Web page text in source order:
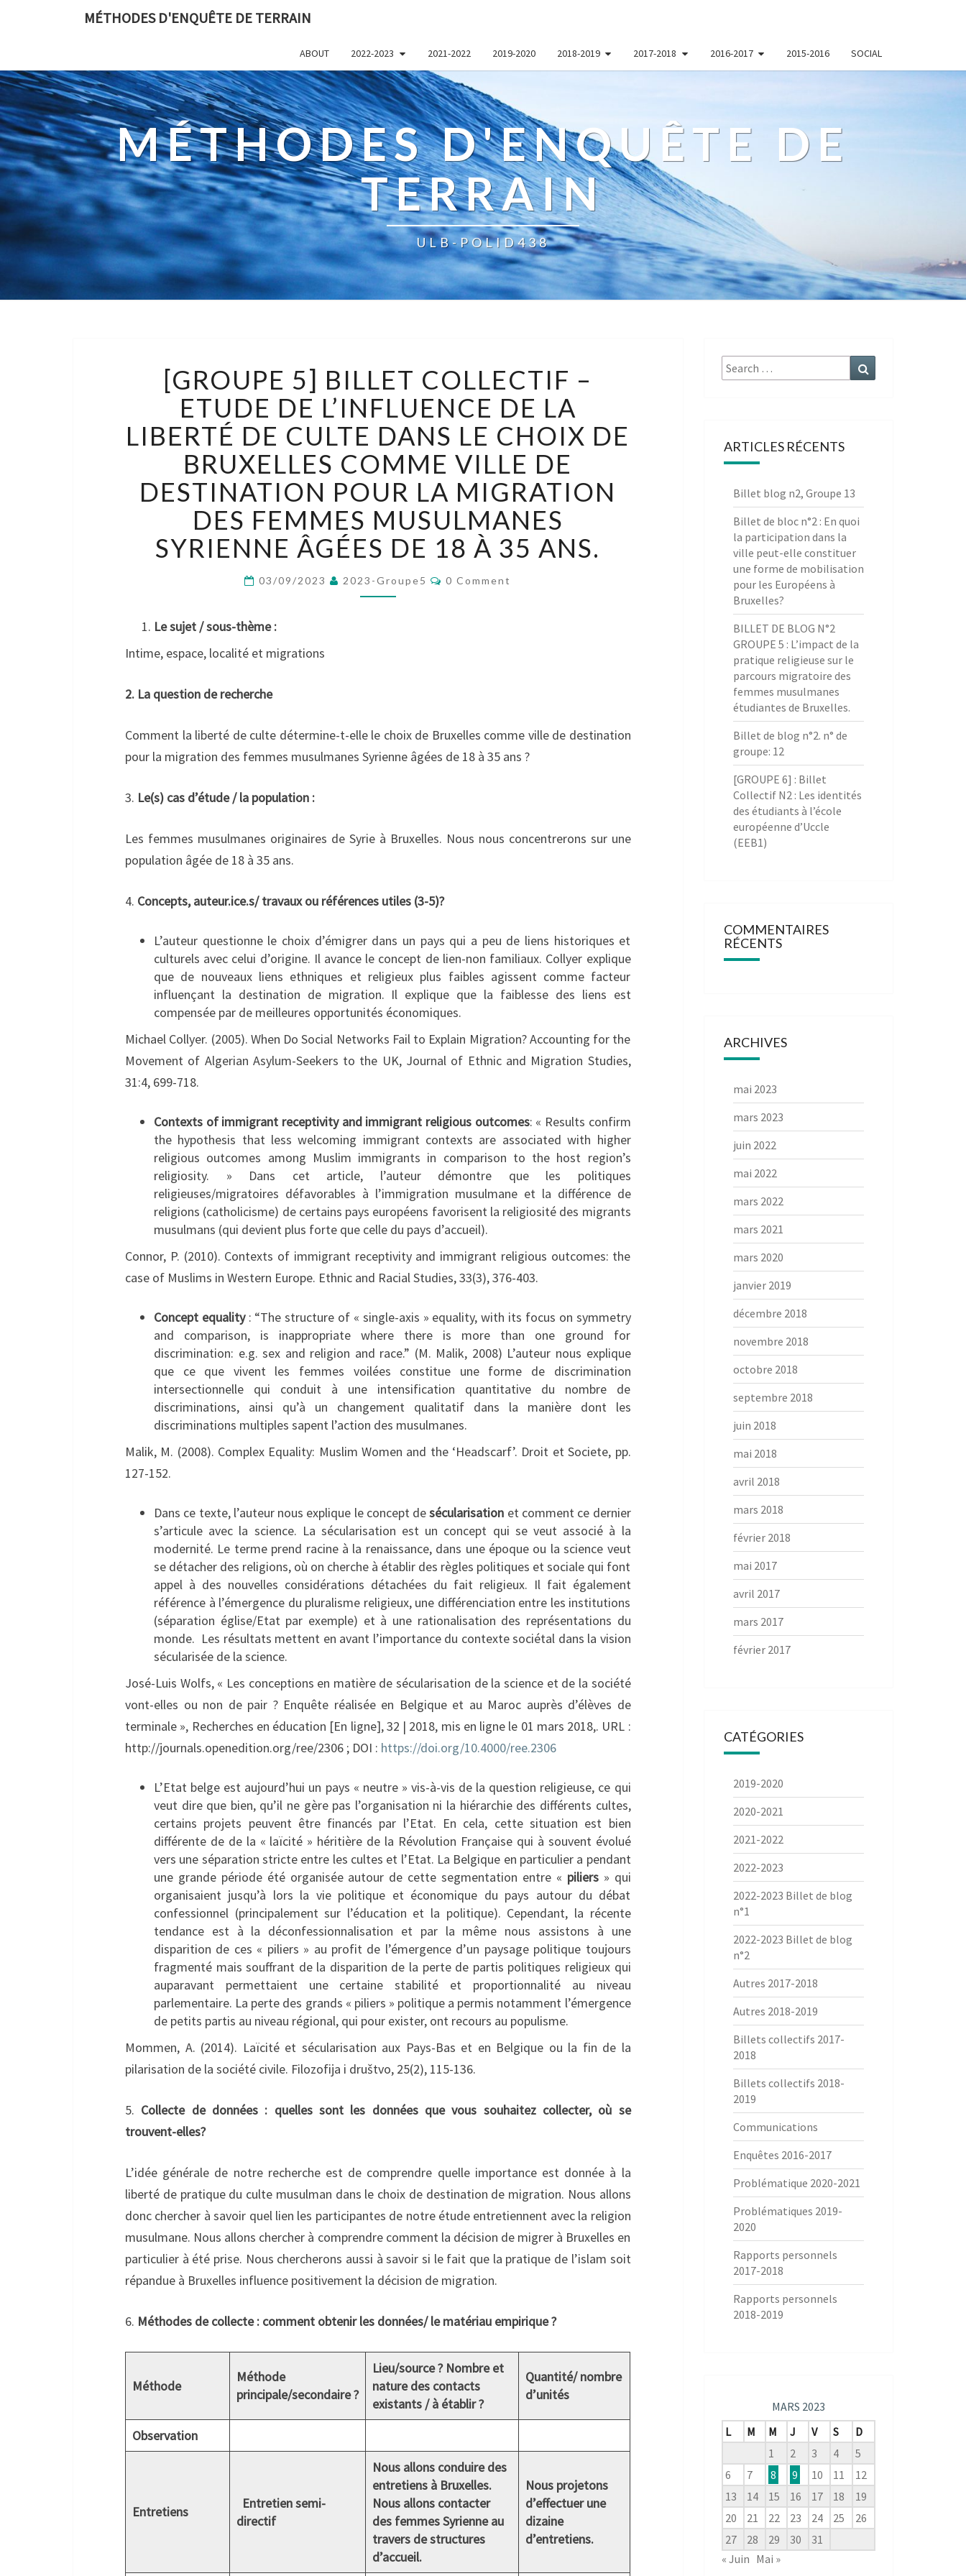
MÉTHODES D'ENQUÊTE DE TERRAIN
ABOUT 2022-2023 2021-2022 2019-2020 2018-2019 2017-2018 2016-2017 2015-2016 SOCIAL
MÉTHODES D'ENQUÊTE DE
TERRAIN
ULB-POLID438
5]
BILLET
COLLECTIF
–
ETUDE
DE
L’INFLUENCE
DE
LA
LIBERTÉ
DE
CULTE
DANS
DESTINATION
POUR
MUSULMANES
DE
À
35
ANS.
[GROUPE 5] BILLET COLLECTIF –
ETUDE DE L’INFLUENCE DE LA
LIBERTÉ DE CULTE DANS LE CHOIX DE
BRUXELLES COMME VILLE DE
DESTINATION POUR LA MIGRATION
DES FEMMES MUSULMANES
SYRIENNE ÂGÉES DE 18 À 35 ANS.
03/09/2023 2023-Groupe5 Comments
0 Comment
Le sujet / sous-thème :
Intime, espace, localité et migrations
2. La question de recherche
Comment la liberté de culte détermine-t-elle le choix de Bruxelles comme ville de destination
pour la migration des femmes musulmanes Syrienne âgées de 18 à 35 ans ?
3. Le(s) cas d’étude / la population :
Les femmes musulmanes originaires de Syrie à Bruxelles. Nous nous concentrerons sur une
population âgée de 18 à 35 ans.
4. Concepts, auteur.ice.s/ travaux ou références utiles (3-5)?
L’auteur questionne le choix d’émigrer dans un pays qui a peu de liens historiques et
culturels avec celui d’origine. Il avance le concept de lien-non familiaux. Collyer explique
que de nouveaux liens ethniques et religieux plus faibles agissent comme facteur
influençant la destination de migration. Il explique que la faiblesse des liens est
compensée par de meilleures opportunités économiques.
Michael Collyer. (2005). When Do Social Networks Fail to Explain Migration? Accounting for the
Movement of Algerian Asylum-Seekers to the UK, Journal of Ethnic and Migration Studies,
31:4, 699-718.
Contexts of immigrant receptivity and immigrant religious outcomes: « Results confirm
the hypothesis that less welcoming immigrant contexts are associated with higher
religious outcomes among Muslim immigrants in comparison to the host region’s
religiosity. » Dans cet article, l’auteur démontre que les politiques
religieuses/migratoires défavorables à l’immigration musulmane et la différence de
religions (catholicisme) de certains pays européens favorisent la religiosité des migrants
musulmans (qui devient plus forte que celle du pays d’accueil).
Connor, P. (2010). Contexts of immigrant receptivity and immigrant religious outcomes: the
case of Muslims in Western Europe. Ethnic and Racial Studies, 33(3), 376-403.
Concept equality : “The structure of « single-axis » equality, with its focus on symmetry
and comparison, is inappropriate where there is more than one ground for
discrimination: e.g. sex and religion and race.” (M. Malik, 2008) L’auteur nous explique
que ce que vivent les femmes voilées constitue une forme de discrimination
intersectionnelle qui conduit à une intensification quantitative du nombre de
discriminations, ainsi qu’à un changement qualitatif dans la manière dont les
discriminations multiples sapent l’action des musulmanes.
Malik, M. (2008). Complex Equality: Muslim Women and the ‘Headscarf’. Droit et Societe, pp.
127-152.
Dans ce texte, l’auteur nous explique le concept desécularisation et comment ce dernier
s’articule avec la science. La sécularisation est un concept qui se veut associé à la
modernité. Le terme prend racine à la renaissance, dans une époque ou la science veut
se détacher des religions, où on cherche à établir des règles politiques et sociale qui font
appel à des nouvelles considérations détachées du fait religieux. Il fait également
référence à l’émergence du pluralisme religieux, une différenciation entre les institutions
(séparation église/Etat par exemple) et à une rationalisation des représentations du
monde. Les résultats mettent en avant l’importance du contexte sociétal dans la vision
sécularisée de la science.
José-Luis Wolfs, « Les conceptions en matière de sécularisation de la science et de la société
vont-elles ou non de pair ? Enquête réalisée en Belgique et au Maroc auprès d’élèves de
terminale », Recherches en éducation [En ligne], 32 | 2018, mis en ligne le 01 mars 2018,. URL :
http://journals.openedition.org/ree/2306 ; DOI : https://doi.org/10.4000/ree.2306
L’Etat belge est aujourd’hui un pays « neutre » vis-à-vis de la question religieuse, ce qui
veut dire que bien, qu’il ne gère pas l’organisation ni la hiérarchie des différents cultes,
certains projets peuvent être financés par l’Etat. En cela, cette situation est bien
différente de de la « laïcité » héritière de la Révolution Française qui à souvent évolué
vers une séparation stricte entre les cultes et l’Etat. La Belgique en particulier a pendant
une grande période été organisée autour de cette segmentation entre « piliers» qui
organisaient jusqu’à lors la vie politique et économique du pays autour du débat
confessionnel (principalement sur l’éducation et la politique). Cependant, la récente
tendance est à la déconfessionnalisation et par la même nous assistons à une
disparition de ces « piliers » au profit de l’émergence d’un paysage politique toujours
fragmenté mais souffrant de la disparition de la perte de partis politiques religieux qui
auparavant permettaient une certaine stabilité et proportionnalité au niveau
parlementaire. La perte des grands « piliers » politique a permis notamment l’émergence
de petits partis au niveau régional, qui pour exister, ont recours au populisme.
Mommen, A. (2014). Laïcité et sécularisation aux Pays-Bas et en Belgique ou la fin de la
pilarisation de la société civile. Filozofija i društvo, 25(2), 115-136.
5. Collecte de données : quelles sont les données que vous souhaitez collecter, où se
trouvent-elles?
L’idée générale de notre recherche est de comprendre quelle importance est donnée à la
liberté de pratique du culte musulman dans le choix de destination de migration. Nous allons
donc chercher à savoir quel lien les participantes de notre étude entretiennent avec la religion
musulmane. Nous allons chercher à comprendre comment la décision de migrer à Bruxelles en
particulier à été prise. Nous chercherons aussi à savoir si le fait que la pratique de l’islam soit
répandue à Bruxelles influence positivement la décision de migration.
6. Méthodes de collecte : comment obtenir les données/ le matériau empirique ?
Méthode
Méthode
principale/secondaire ?
Lieu/source ? Nombre et
nature des contacts
existants / à établir ?
Quantité/ nombre
d’unités
Observation
Entretiens
Entretien semi-
directif
Nous allons conduire des
entretiens à Bruxelles.
Nous allons contacter
des femmes Syrienne au
travers de structures
d’accueil.
Nous projetons
d’effectuer une
dizaine
d’entretiens.
Search
for:
ARTICLES RÉCENTS
Billet blog n2, Groupe 13
Billet de bloc n°2 : En quoi
la participation dans la
ville peut-elle constituer
une forme de mobilisation
pour les Européens à
Bruxelles?
BILLET DE BLOG N°2
GROUPE 5 : L’impact de la
pratique religieuse sur le
parcours migratoire des
femmes musulmanes
étudiantes de Bruxelles.
Billet de blog n°2. n° de
groupe: 12
[GROUPE 6] : Billet
Collectif N2 : Les identités
des étudiants à l’école
européenne d’Uccle
(EEB1)
COMMENTAIRES
RÉCENTS
ARCHIVES
mai 2023
mars 2023
juin 2022
mai 2022
mars 2022
mars 2021
mars 2020
janvier 2019
décembre 2018
novembre 2018
octobre 2018
septembre 2018
juin 2018
mai 2018
avril 2018
mars 2018
février 2018
mai 2017
avril 2017
mars 2017
février 2017
CATÉGORIES
2019-2020
2020-2021
2021-2022
2022-2023
2022-2023 Billet de blog
n°1
2022-2023 Billet de blog
n°2
Autres 2017-2018
Autres 2018-2019
Billets collectifs 2017-
2018
Billets collectifs 2018-
2019
Communications
Enquêtes 2016-2017
Problématique 2020-2021
Problématiques 2019-
2020
Rapports personnels
2017-2018
Rapports personnels
2018-2019
MARS 2023
L
M M J V S
D
1
2 3 4
5
6
7 8 9 10 11
12
13
14 15 16 17 18
19
20
21 22 23 24 25
26
27
28 29 30
31
« Juin Mai »